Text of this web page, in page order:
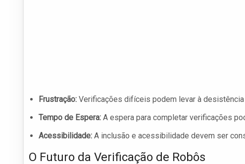
Frustração: Verificações difíceis podem levar à
Tempo de Espera: A espera para completar verificações
Acessibilidade: A inclusão e acessibilidade devem ser
O Futuro da Verificação de Robôs